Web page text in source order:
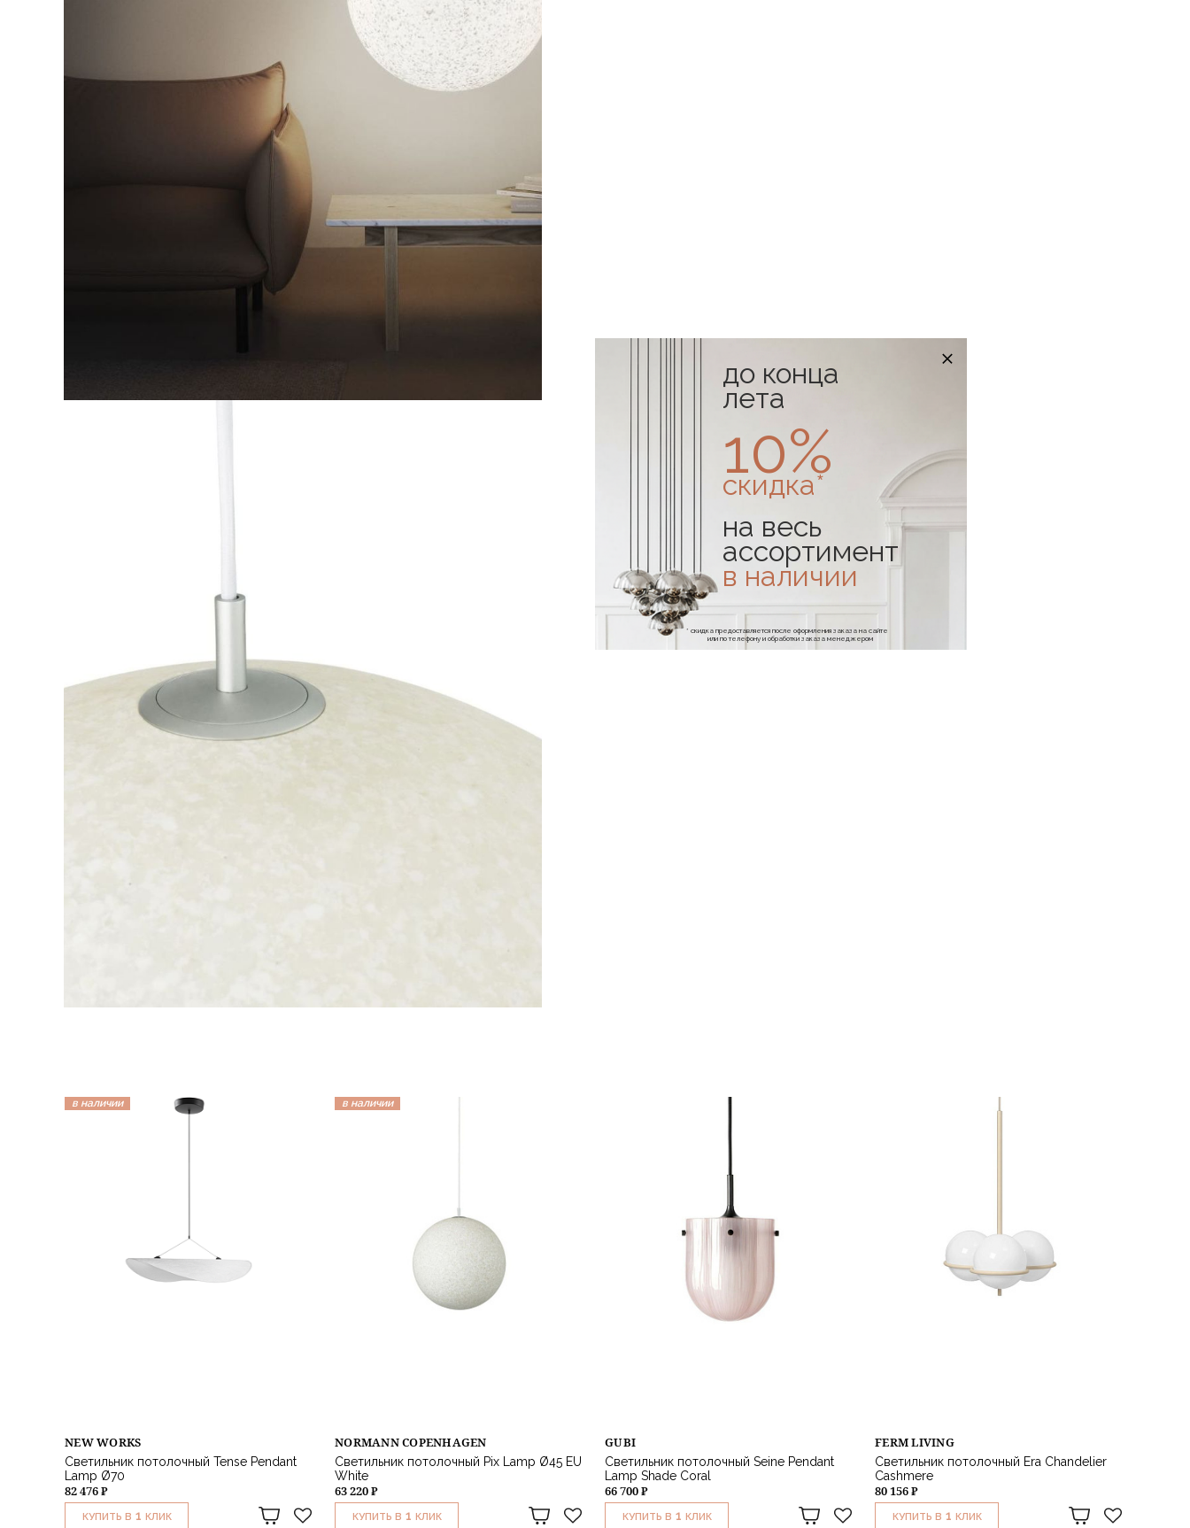
в наличии
NEW WORKS
Светильник потолочный Tense Pendant
Lamp Ø70
82 476 ₽
КУПИТЬ В 1 КЛИК
в наличии
NORMANN COPENHAGEN
Светильник потолочный Pix Lamp Ø45 EU
White
63 220 ₽
КУПИТЬ В 1 КЛИК
GUBI
Светильник потолочный Seine Pendant
Lamp Shade Coral
66 700 ₽
КУПИТЬ В 1 КЛИК
FERM LIVING
Светильник потолочный Era Chandelier
Cashmere
80 156 ₽
КУПИТЬ В 1 КЛИК
до конца
лета
10%
скидка*
на весь
ассортимент
в наличии
* скидка предоставляется после оформления заказа на сайте
или по телефону и обработки заказа менеджером